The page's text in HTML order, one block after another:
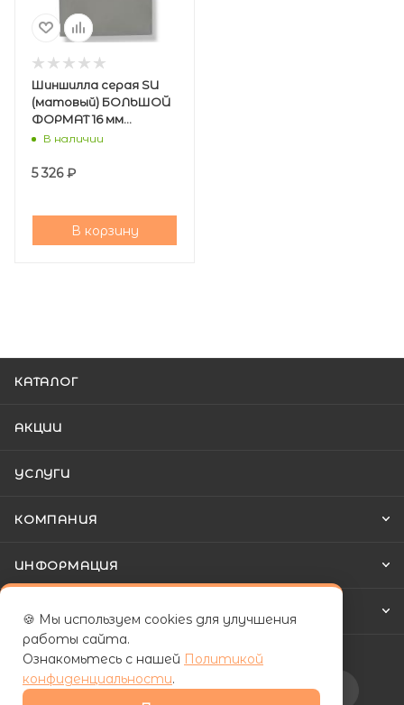
Шиншилла серая SU
(матовый) БОЛЬШОЙ
ФОРМАТ 16 мм
2800*2070 мм
В наличии
5 326₽
В корзину
КАТАЛОГ
АКЦИИ
УСЛУГИ
КОМПАНИЯ
ИНФОРМАЦИЯ
КАК КУПИТЬ
Подписаться на рассылку
🍪 Мы используем cookies для улучшения
работы сайта.
Ознакомьтесь с нашей Политикой
конфиденциальности.